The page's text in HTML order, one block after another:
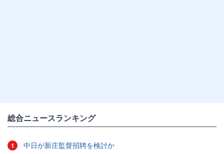
総合ニュースランキング
1 中日が新庄監督招聘を検討か